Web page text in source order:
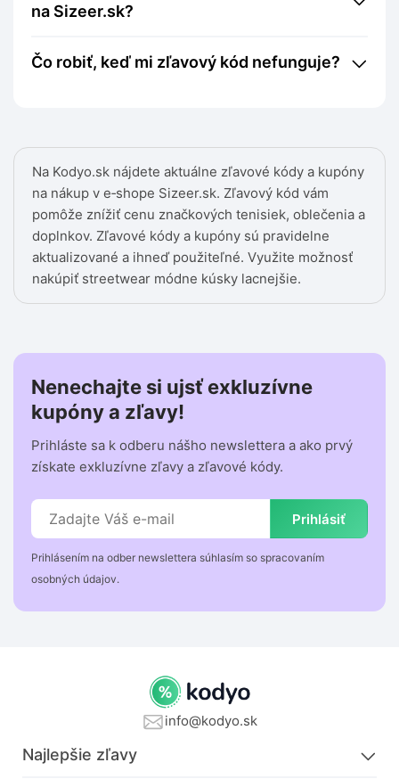
Na Kodyo.sk nájdete aktuálne zľavové kódy a kupóny
na nákup v e‑shope Sizeer.sk. Zľavový kód vám
pomôže znížiť cenu značkových tenisiek, oblečenia a
doplnkov. Zľavové kódy a kupóny sú pravidelne
aktualizované a ihneď použiteľné. Využite možnosť
nakúpiť streetwear módne kúsky lacnejšie.
na Sizeer.sk?
Čo robiť, keď mi zľavový kód nefunguje?
Nenechajte si ujsť exkluzívne
kupóny a zľavy!
Prihláste sa k odberu nášho newslettera a ako prvý
získate exkluzívne zľavy a zľavové kódy.
Prihlásiť
Prihlásením na odber newslettera súhlasím so spracovaním
osobných údajov.
info@kodyo.sk
Najlepšie zľavy